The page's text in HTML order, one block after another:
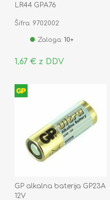
LR44 GPA76
Šifra: 9702002
Zaloga: 10+
1,67 € z DDV
GP alkalna baterija GP23A
12V